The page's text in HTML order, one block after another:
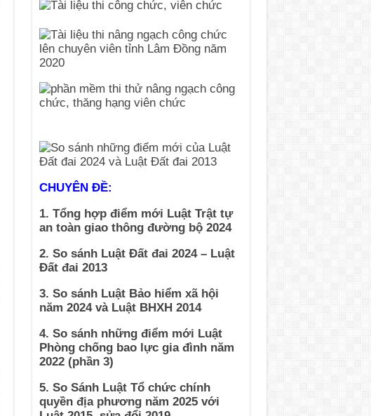
CHUYÊN ĐỀ:
1. Tổng hợp điểm mới Luật Trật tự
an toàn giao thông đường bộ 2024
2. So sánh Luật Đất đai 2024 – Luật
Đất đai 2013
3. So sánh Luật Bảo hiểm xã hội
năm 2024 và Luật BHXH 2014
4. So sánh những điểm mới Luật
Phòng chống bao lực gia đình năm
2022 (phần 3)
5. So Sánh Luật Tổ chức chính
quyền địa phương năm 2025 với